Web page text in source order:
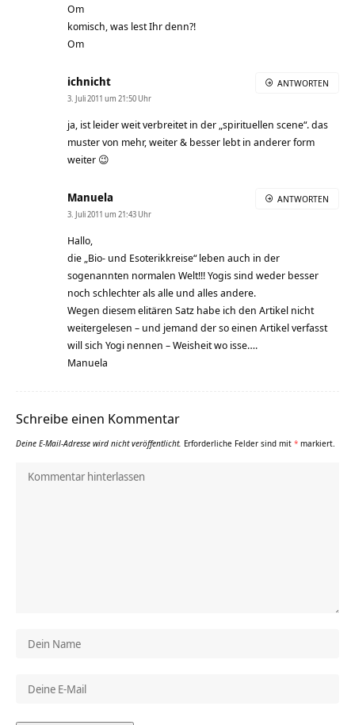
Om
komisch, was lest Ihr denn?!
Om
ichnicht
3. Juli 2011 um 21:50 Uhr
ja, ist leider weit verbreitet in der „spirituellen scene“. das
muster von mehr, weiter & besser lebt in anderer form
weiter 😉
ANTWORTEN
Manuela
3. Juli 2011 um 21:43 Uhr
Hallo,
die „Bio- und Esoterikkreise“ leben auch in der
sogenannten normalen Welt!!! Yogis sind weder besser
noch schlechter als alle und alles andere.
Wegen diesem elitären Satz habe ich den Artikel nicht
weitergelesen – und jemand der so einen Artikel verfasst
will sich Yogi nennen – Weisheit wo isse….
Manuela
ANTWORTEN
Schreibe einen Kommentar
Deine E-Mail-Adresse wird nicht veröffentlicht. Erforderliche Felder sind mit * markiert.